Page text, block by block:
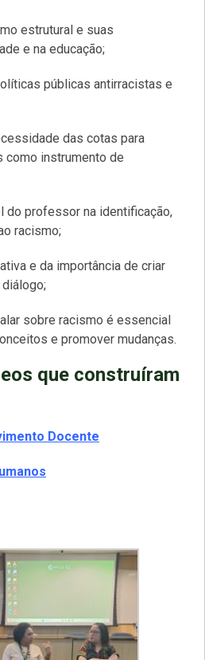
estrutural e suas
e na educação;
públicas antirracistas e
das cotas para
instrumento de
do professor na identificação,
racismo;
e da importância de criar
sobre racismo é essencial
e promover mudanças.
que construíram
Docente